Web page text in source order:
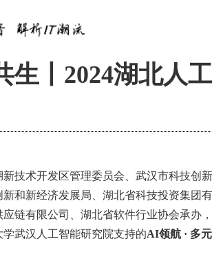
生丨2024湖北人
新技术开发区管理委员会、武汉市科技创
和新经济发展局、湖北省科技投资集团
链有限公司、湖北省软件行业协会承办
武汉人工智能研究院支持的AI领航 · 多